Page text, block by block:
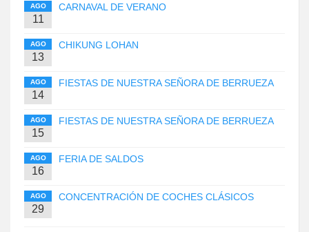
AGO
11
CARNAVAL DE VERANO
AGO
13
CHIKUNG LOHAN
AGO
14
FIESTAS DE NUESTRA SEÑORA DE BERRUEZA
AGO
15
FIESTAS DE NUESTRA SEÑORA DE BERRUEZA
AGO
16
FERIA DE SALDOS
AGO
29
CONCENTRACIÓN DE COCHES CLÁSICOS